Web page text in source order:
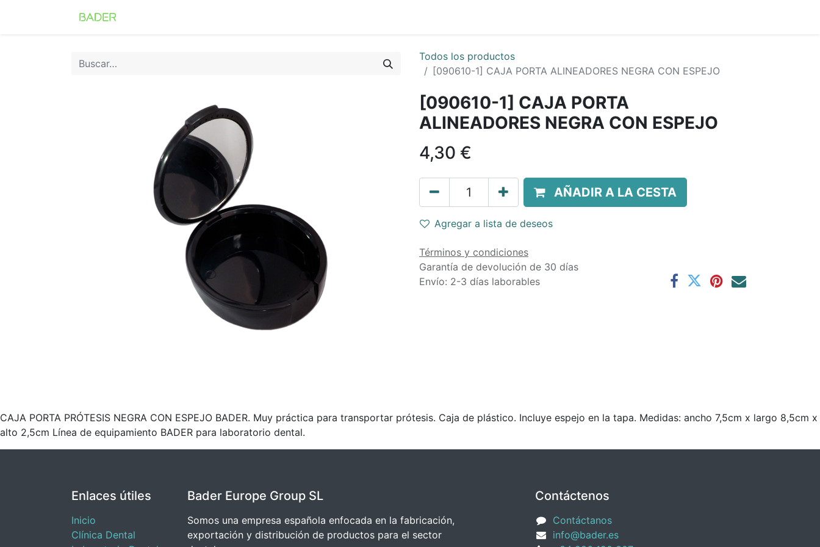
Todos los productos
[090610-1] CAJA PORTA ALINEADORES NEGRA CON ESPEJO
[090610-1] CAJA PORTA
ALINEADORES NEGRA CON ESPEJO
4,30 €
AÑADIR A LA CESTA
Agregar a lista de deseos
Términos y condiciones
Garantía de devolución de 30 días
Envío: 2-3 días laborables
CAJA PORTA PRÓTESIS NEGRA CON ESPEJO BADER. Muy práctica para transportar prótesis. Caja de plástico. Incluye espejo en la tapa. Medidas: ancho 7,5cm x largo 8,5cm x
alto 2,5cm Línea de equipamiento BADER para laboratorio dental.
Enlaces útiles
Inicio
Clínica Dental
Bader Europe Group SL
Somos una empresa española enfocada en la fabricación,
exportación y distribución de productos para el sector
Contáctenos
Contáctanos
info@bader.es